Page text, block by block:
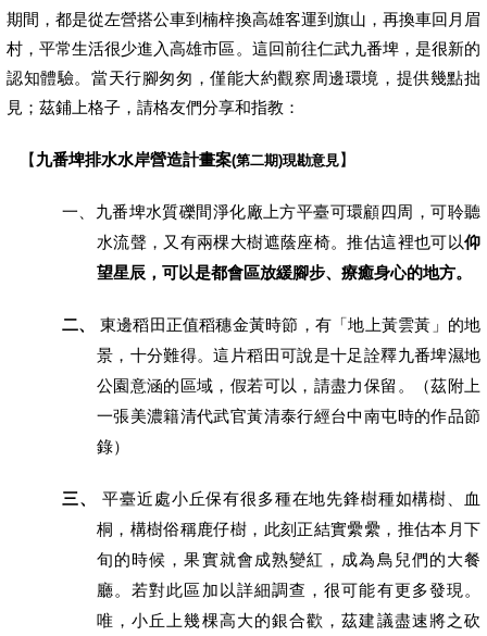
期間，都是從左營搭公車到楠梓換高雄客運到旗山 ，再換車回月眉
村，平常生活很少進入高雄市區。這回前往仁武九番埤，是很新的
認知體驗。當天行腳匆匆 ，僅能大約觀察周邊環境 ，提供幾點拙
見 ； 茲鋪上格子 ， 請格友們分享和指教 ：
【 九番埤排水水岸營造計畫案(第二期)現勘意見 】
一、 九番埤水質礫間淨化廠上方平臺可環顧四周，可聆聽
水流聲，又有兩棵大樹遮蔭座椅。推估這裡也可以仰
望星辰，可以是都會區放緩腳步、療癒身心的地方。
二、
東邊稻田正值稻穗金黃時節，有「地上黃雲黃」的地
景，十分難得。這片稻田可說是十足詮釋九番埤濕地
公園意涵的區域，假若可以，請盡力保留。
（茲附上
一張美濃籍清代武官黃清泰行經台中南屯時的作品節
錄）
三、
平臺近處小丘保有很多種在地先鋒樹種如構樹、血
桐， 構樹俗稱鹿仔樹，此刻正結實纍纍，推估本月下
旬的時候，果實就會成熟變紅，成為鳥兒們的大餐
廳。若對此區加以詳細調查，很可能有更多發現。
唯，小丘上幾棵高大的銀合歡，茲建議盡速將之砍